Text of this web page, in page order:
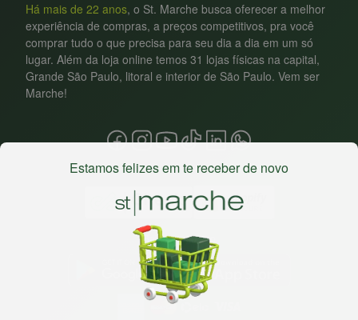
Há mais de 22 anos, o St. Marche busca oferecer a melhor
experiência de compras, a preços competitivos, pra você
comprar tudo o que precisa para seu dia a dia em um só
lugar. Além da loja online temos 31 lojas físicas na capital,
Grande São Paulo, litoral e interior de São Paulo. Vem ser
Marche!
Baixe nosso app
Estamos felizes em te receber de novo